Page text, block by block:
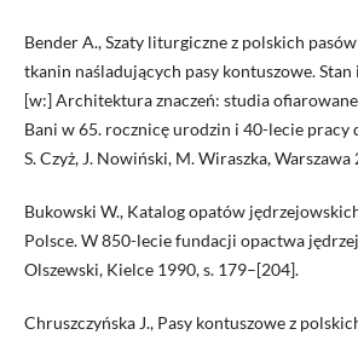
Bender A., Szaty liturgiczne z polskich
tkanin naśladujących pasy kontuszowe.
[w:] Architektura znaczeń: studia
Bani w 65. rocznicę urodzin i 40-lecie pracy
S. Czyż, J. Nowiński, M. Wiraszka,
Bukowski W., Katalog opatów
Polsce. W 850-lecie fundacji opactwa
Olszewski, Kielce 1990, s. 179–[204].
Chruszczyńska J., Pasy kontuszowe z